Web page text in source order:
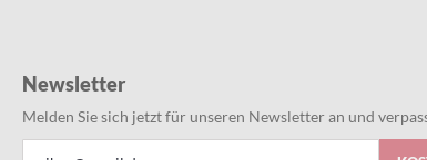
Newsletter
Melden Sie sich jetzt für unseren Newsletter an und